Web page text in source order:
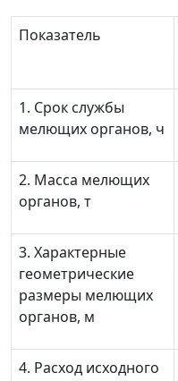
Показатель
1. Срок службы
мелющих органов, ч
2. Масса мелющих
органов, т
3. Характерные
геометрические
размеры мелющих
органов, м
4. Расход исходного